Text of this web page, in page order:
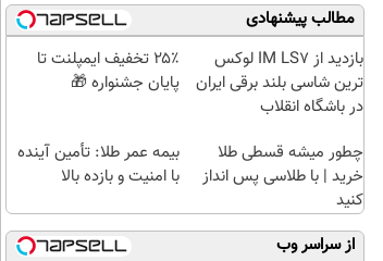
مطالب پیشنهادی
بازدید از IM LS7 لوکس
ترین شاسی بلند برقی ایران
در باشگاه انقلاب
۲۵٪ تخفیف ایمپلنت تا
پایان جشنواره 🎁
چطور میشه قسطی طلا
خرید | با طلاسی پس انداز
کنید
بیمه عمر طلا: تأمین آینده
با امنیت و بازده بالا
از سراسر وب